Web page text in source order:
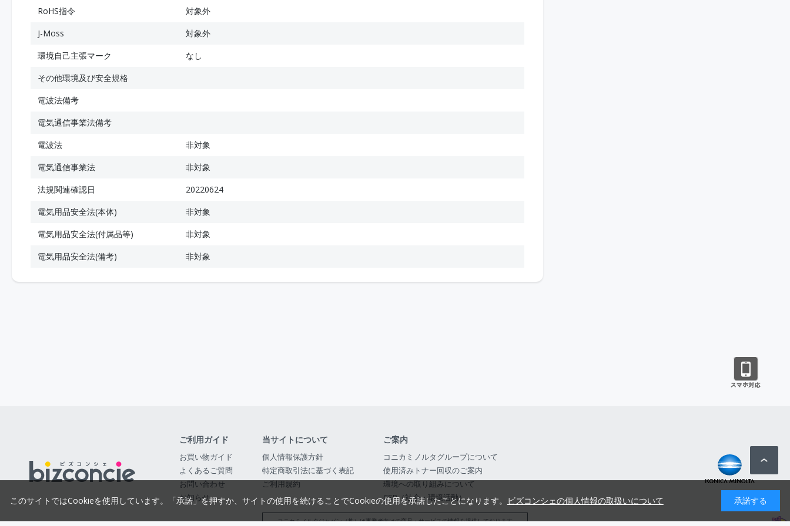
RoHS指令
対象外
J-Moss
対象外
環境自己主張マーク
なし
その他環境及び安全規格
電波法備考
電気通信事業法備考
電波法
非対象
電気通信事業法
非対象
法規関連確認日
20220624
電気用品安全法(本体)
非対象
電気用品安全法(付属品等)
非対象
電気用品安全法(備考)
非対象
ご利用ガイド
お買い物ガイド
よくあるご質問
お問い合わせ
お知らせ
当サイトについて
個人情報保護方針
特定商取引法に基づく表記
ご利用規約
ご案内
コニカミノルタグループについて
使用済みトナー回収のご案内
環境への取り組みについて
CSR（社会・環境活動）
コニカミノルタジャパン（株）は事業者向けの商品・サービスの情報を提供しております
このサイトではCookieを使用しています。「承諾」を押すか、サイトの使用を続けることでCookieの使用を承諾したことになります。 ビズコンシェの個人情報の取扱いについて 承諾する